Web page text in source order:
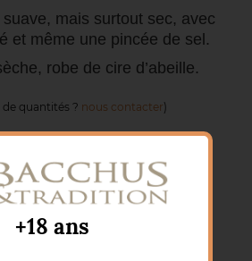
mais surtout sec, avec
et même une pincée de sel.
robe de cire d’abeille.
quantités ? nous contacter)
AU PANIER
disposition pour
85 41 34
+18 ans